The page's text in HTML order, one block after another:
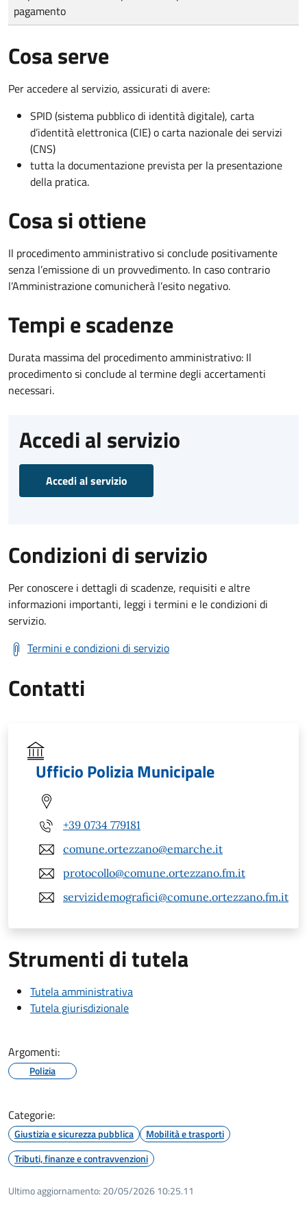
pagamento
Cosa serve
Per accedere al servizio, assicurati di avere:
SPID (sistema pubblico di identità digitale), carta
d’identità elettronica (CIE) o carta nazionale dei servizi
(CNS)
tutta la documentazione prevista per la presentazione
della pratica.
Cosa si ottiene
Il procedimento amministrativo si conclude positivamente
senza l’emissione di un provvedimento. In caso contrario
l’Amministrazione comunicherà l’esito negativo.
Tempi e scadenze
Durata massima del procedimento amministrativo: Il
procedimento si conclude al termine degli accertamenti
necessari.
Accedi al servizio
Accedi al servizio
Condizioni di servizio
Per conoscere i dettagli di scadenze, requisiti e altre
informazioni importanti, leggi i termini e le condizioni di
servizio.
Termini e condizioni di servizio
Contatti
Ufficio Polizia Municipale
+39 0734 779181
comune.ortezzano@emarche.it
protocollo@comune.ortezzano.fm.it
servizidemografici@comune.ortezzano.fm.it
Strumenti di tutela
Tutela amministrativa
Tutela giurisdizionale
Argomenti:
Polizia
Categorie:
Giustizia e sicurezza pubblica
Mobilità e trasporti
Tributi, finanze e contravvenzioni
Ultimo aggiornamento: 20/05/2026 10:25.11